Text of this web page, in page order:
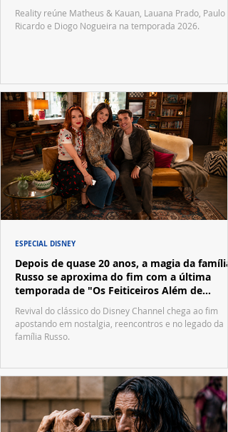
Reality reúne Matheus & Kauan, Lauana Prado, Paulo
Ricardo e Diogo Nogueira na temporada 2026.
Depois de quase 20 anos, a magia da família
Russo se aproxima do fim com a última
temporada de "Os Feiticeiros Além de
Revival do clássico do Disney Channel chega ao fim
apostando em nostalgia, reencontros e no legado da
família Russo.
ESPECIAL DISNEY